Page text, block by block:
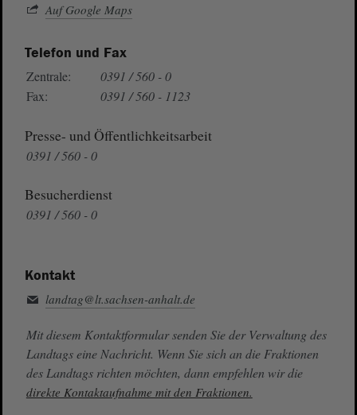
Auf Google Maps
Telefon und Fax
Zentrale:
0391 / 560 - 0
Fax:
0391 / 560 - 1123
Presse- und Öffentlichkeitsarbeit
0391 / 560 - 0
Besucherdienst
0391 / 560 - 0
Kontakt
landtag@lt.sachsen-anhalt.de
Mit diesem Kontaktformular senden Sie der Verwaltung des
Landtags eine Nachricht. Wenn Sie sich an die Fraktionen
des Landtags richten möchten, dann empfehlen wir die
direkte Kontaktaufnahme mit den Fraktionen.